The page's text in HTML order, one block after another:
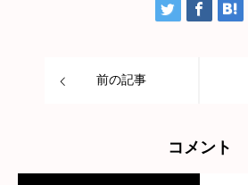
前の記事
コメント